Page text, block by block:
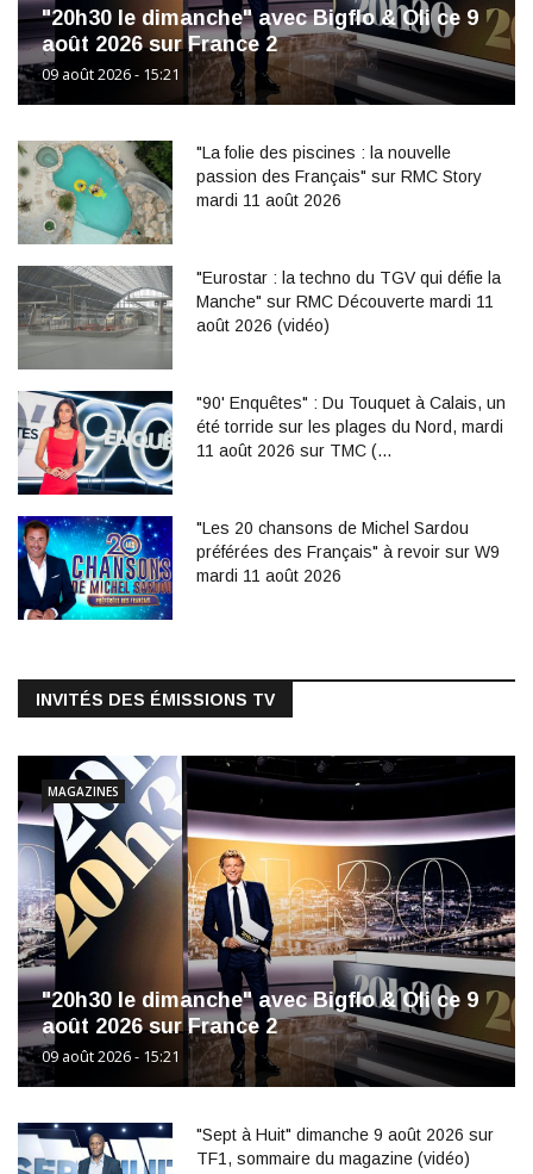
"20h30 le dimanche" avec Bigflo & Oli ce 9
août 2026 sur France 2
09 août 2026 - 15:21
"La folie des piscines : la nouvelle
passion des Français" sur RMC Story
mardi 11 août 2026
"Eurostar : la techno du TGV qui défie la
Manche" sur RMC Découverte mardi 11
août 2026 (vidéo)
"90' Enquêtes" : Du Touquet à Calais, un
été torride sur les plages du Nord, mardi
11 août 2026 sur TMC (…
"Les 20 chansons de Michel Sardou
préférées des Français" à revoir sur W9
mardi 11 août 2026
INVITÉS DES ÉMISSIONS TV
"20h30 le dimanche" avec Bigflo & Oli ce 9
août 2026 sur France 2
09 août 2026 - 15:21
MAGAZINES
"Sept à Huit" dimanche 9 août 2026 sur
TF1, sommaire du magazine (vidéo)